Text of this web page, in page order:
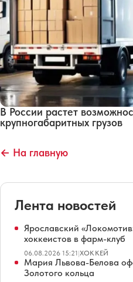
В России растет
крупногабаритных грузов
← На главную
Лента новостей
Ярославский
хоккеистов в фарм-клуб
06.08.2026 15:21|ХОККЕЙ
Мария Львова-Белова
Золотого кольца